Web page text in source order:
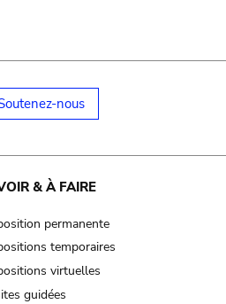
nous
& À FAIRE
permanente
temporaires
virtuelles
guidées